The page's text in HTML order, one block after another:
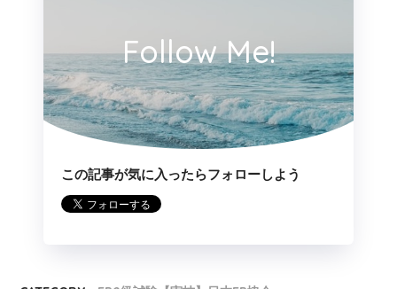
Follow Me!
この記事が気に入ったらフォローしよう